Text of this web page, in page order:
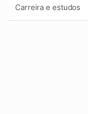
Carreira e estudos